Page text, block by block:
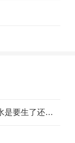
38+3今天一直小肚子疼 但没有见红破水是要生了还是宫缩